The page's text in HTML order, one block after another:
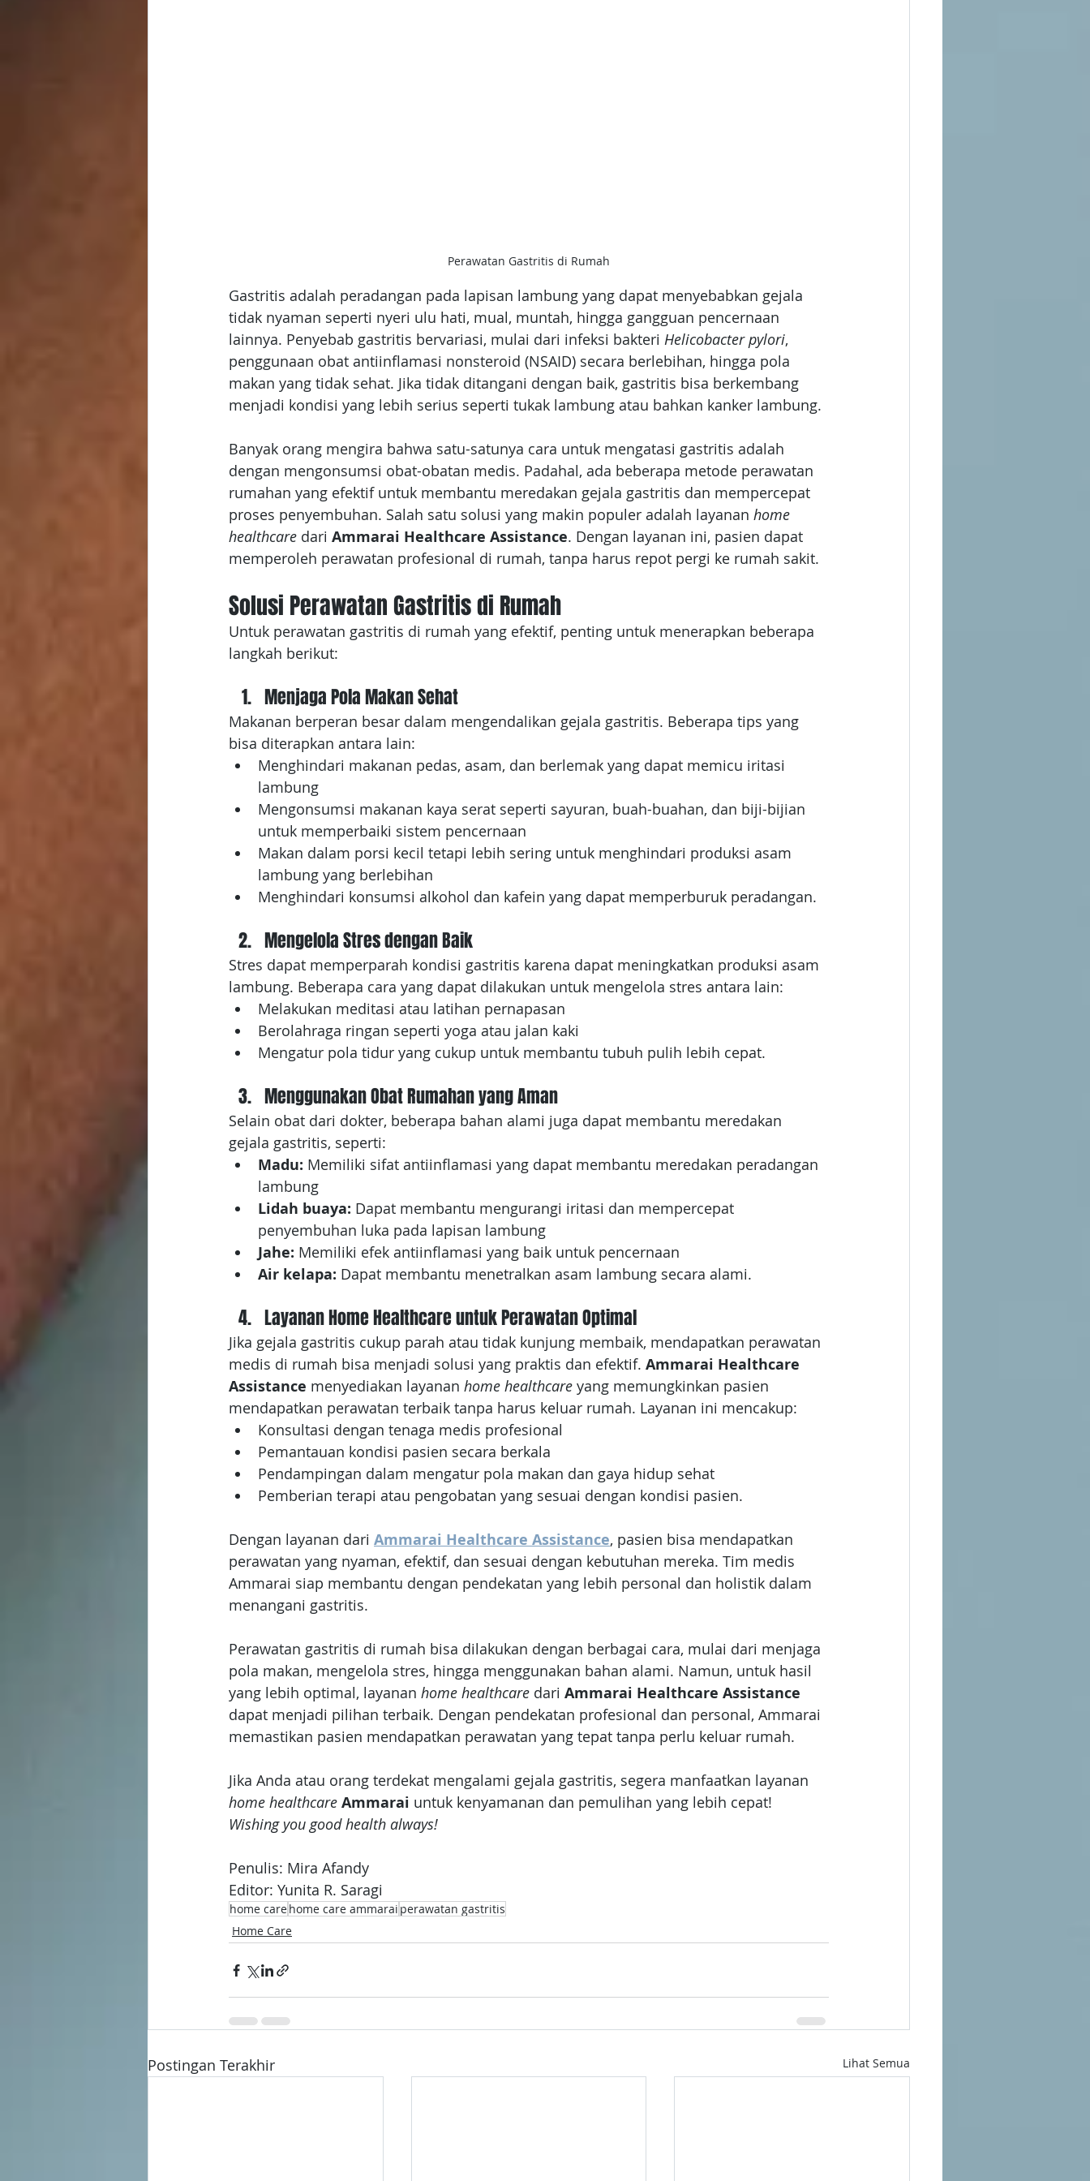
Perawatan Gastritis di Rumah
Gastritis adalah peradangan pada lapisan lambung yang dapat menyebabkan gejala
tidak nyaman seperti nyeri ulu hati, mual, muntah, hingga gangguan pencernaan
lainnya. Penyebab gastritis bervariasi, mulai dari infeksi bakteri Helicobacter pylori,
penggunaan obat antiinflamasi nonsteroid (NSAID) secara berlebihan, hingga pola
makan yang tidak sehat. Jika tidak ditangani dengan baik, gastritis bisa berkembang
menjadi kondisi yang lebih serius seperti tukak lambung atau bahkan kanker lambung.
Banyak orang mengira bahwa satu-satunya cara untuk mengatasi gastritis adalah
dengan mengonsumsi obat-obatan medis. Padahal, ada beberapa metode perawatan
rumahan yang efektif untuk membantu meredakan gejala gastritis dan mempercepat
proses penyembuhan. Salah satu solusi yang makin populer adalah layanan home
healthcare dari Ammarai Healthcare Assistance. Dengan layanan ini, pasien dapat
memperoleh perawatan profesional di rumah, tanpa harus repot pergi ke rumah sakit.
Solusi Perawatan Gastritis di Rumah
Untuk perawatan gastritis di rumah yang efektif, penting untuk menerapkan beberapa
langkah berikut:
Menjaga Pola Makan Sehat
Makanan berperan besar dalam mengendalikan gejala gastritis. Beberapa tips yang
bisa diterapkan antara lain:
Menghindari makanan pedas, asam, dan berlemak yang dapat memicu iritasi
lambung
Mengonsumsi makanan kaya serat seperti sayuran, buah-buahan, dan biji-bijian
untuk memperbaiki sistem pencernaan
Makan dalam porsi kecil tetapi lebih sering untuk menghindari produksi asam
lambung yang berlebihan
Menghindari konsumsi alkohol dan kafein yang dapat memperburuk peradangan.
Mengelola Stres dengan Baik
Stres dapat memperparah kondisi gastritis karena dapat meningkatkan produksi asam
lambung. Beberapa cara yang dapat dilakukan untuk mengelola stres antara lain:
Melakukan meditasi atau latihan pernapasan
Berolahraga ringan seperti yoga atau jalan kaki
Mengatur pola tidur yang cukup untuk membantu tubuh pulih lebih cepat.
Menggunakan Obat Rumahan yang Aman
Selain obat dari dokter, beberapa bahan alami juga dapat membantu meredakan
gejala gastritis, seperti:
Madu: Memiliki sifat antiinflamasi yang dapat membantu meredakan peradangan
lambung
Lidah buaya: Dapat membantu mengurangi iritasi dan mempercepat
penyembuhan luka pada lapisan lambung
Jahe: Memiliki efek antiinflamasi yang baik untuk pencernaan
Air kelapa: Dapat membantu menetralkan asam lambung secara alami.
Layanan Home Healthcare untuk Perawatan Optimal
Jika gejala gastritis cukup parah atau tidak kunjung membaik, mendapatkan perawatan
medis di rumah bisa menjadi solusi yang praktis dan efektif. Ammarai Healthcare
Assistance menyediakan layanan home healthcare yang memungkinkan pasien
mendapatkan perawatan terbaik tanpa harus keluar rumah. Layanan ini mencakup:
Konsultasi dengan tenaga medis profesional
Pemantauan kondisi pasien secara berkala
Pendampingan dalam mengatur pola makan dan gaya hidup sehat
Pemberian terapi atau pengobatan yang sesuai dengan kondisi pasien.
Dengan layanan dari Ammarai Healthcare Assistance, pasien bisa mendapatkan
perawatan yang nyaman, efektif, dan sesuai dengan kebutuhan mereka. Tim medis
Ammarai siap membantu dengan pendekatan yang lebih personal dan holistik dalam
menangani gastritis.
Perawatan gastritis di rumah bisa dilakukan dengan berbagai cara, mulai dari menjaga
pola makan, mengelola stres, hingga menggunakan bahan alami. Namun, untuk hasil
yang lebih optimal, layanan home healthcare dari Ammarai Healthcare Assistance
dapat menjadi pilihan terbaik. Dengan pendekatan profesional dan personal, Ammarai
memastikan pasien mendapatkan perawatan yang tepat tanpa perlu keluar rumah.
Jika Anda atau orang terdekat mengalami gejala gastritis, segera manfaatkan layanan
home healthcare Ammarai untuk kenyamanan dan pemulihan yang lebih cepat!
Wishing you good health always!
Penulis: Mira Afandy
Editor: Yunita R. Saragi
home carehome care ammarai perawatan gastritis
Home Care
Postingan Terakhir Lihat Semua